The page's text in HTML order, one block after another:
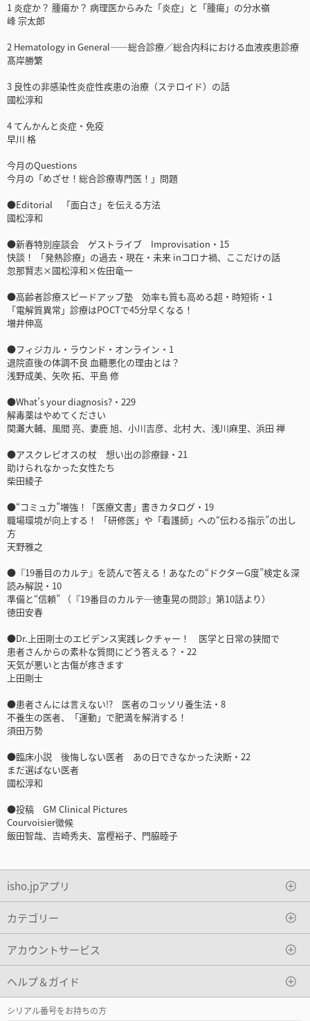
1 炎症か？ 腫瘍か？ 病理医からみた「炎症」と「腫瘍」の分水嶺
峰 宗太郎
2 Hematology in General――総合診療／総合内科における血液疾患診療
髙岸勝繁
3 良性の非感染性炎症性疾患の治療（ステロイド）の話
國松淳和
4 てんかんと炎症・免疫
早川 格
今月のQuestions
今月の「めざせ！総合診療専門医！」問題
●Editorial 「面白さ」を伝える方法
國松淳和
●新春特別座談会 ゲストライブ Improvisation・15
快談！ 「発熱診療」の過去・現在・未来 inコロナ禍、ここだけの話
忽那賢志×國松淳和×佐田竜一
●高齢者診療スピードアップ塾 効率も質も高める超・時短術・1
「電解質異常」診療はPOCTで45分早くなる！
増井伸高
●フィジカル・ラウンド・オンライン・1
退院直後の体調不良 血糖悪化の理由とは？
浅野成美、矢吹 拓、平島 修
●What’s your diagnosis?・229
解毒薬はやめてください
関灘大輔、風間 亮、妻鹿 旭、小川吉彦、北村 大、浅川麻里、浜田 禅
●アスクレピオスの杖 想い出の診療録・21
助けられなかった女性たち
柴田綾子
●“コミュ力”増強！「医療文書」書きカタログ・19
職場環境が向上する！ 「研修医」や「看護師」への“伝わる指示”の出し
方
天野雅之
●『19番目のカルテ』を読んで答える！あなたの“ドクターG度”検定＆深
読み解説・10
準備と“信頼” （『19番目のカルテ─徳重晃の問診』第10話より）
徳田安春
●Dr.上田剛士のエビデンス実践レクチャー！ 医学と日常の狭間で
患者さんからの素朴な質問にどう答える？・22
天気が悪いと古傷が疼きます
上田剛士
●患者さんには言えない!? 医者のコッソリ養生法・8
不養生の医者、「運動」で肥満を解消する！
須田万勢
●臨床小説 後悔しない医者 あの日できなかった決断・22
まだ選ばない医者
國松淳和
●投稿 GM Clinical Pictures
Courvoisier徴候
飯田智哉、吉崎秀夫、富樫裕子、門脇睦子
isho.jpアプリ
カテゴリー
アカウントサービス
ヘルプ＆ガイド
シリアル番号をお持ちの方